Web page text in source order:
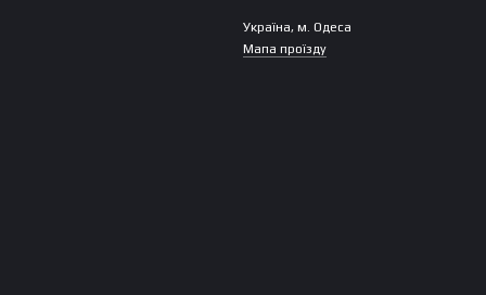
Україна, м. Одеса
Мапа проїзду